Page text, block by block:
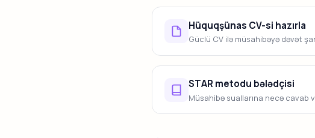
Hüquqşünas CV-si hazırla
Güclü CV ilə müsahibəyə dəvət
STAR metodu bələdçisi
Müsahibə suallarına necə cavab